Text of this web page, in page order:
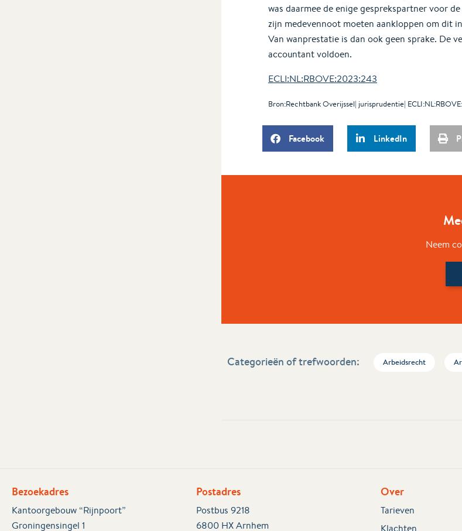
was daarmee de enige gesprekspartner voor
zijn medevennoot moeten aankloppen om dit
Van wanprestatie is dan ook geen sprake. De
accountant voldoen.
ECLI:NL:RBOVE:2023:243
Bron:Rechtbank Overijssel| jurisprudentie|
Facebook LinkedIn
Neem
Categorieën of trefwoorden: Arbeidsrecht
Bezoekadres
Kantoorgebouw “Rijnpoort”
Groningensingel 1
Postadres
Postbus 9218
6800 HX Arnhem
Over
Tarieven
Klachten